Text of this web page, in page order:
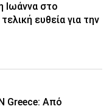
Ιωάννα στο
ευθεία για την
Greece: Από